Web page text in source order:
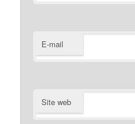
E-mail
Site web